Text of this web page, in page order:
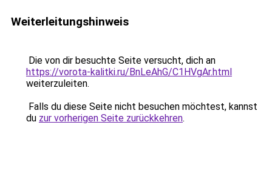
Weiterleitungshinweis
Die von dir besuchte Seite versucht, dich an
https://vorota-kalitki.ru/BnLeAhG/C1HVgAr.html
weiterzuleiten.
Falls du diese Seite nicht besuchen möchtest, kannst
du zur vorherigen Seite zurückkehren.